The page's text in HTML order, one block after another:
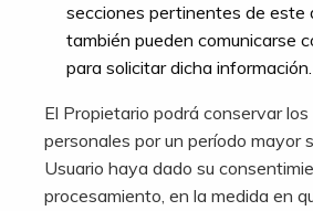
secciones pertinentes de este
también pueden comunicarse
para solicitar dicha información.
El Propietario podrá conservar
personales por un período mayor
Usuario haya dado su
procesamiento, en la medida en